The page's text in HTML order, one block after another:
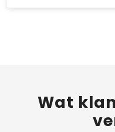
Wat